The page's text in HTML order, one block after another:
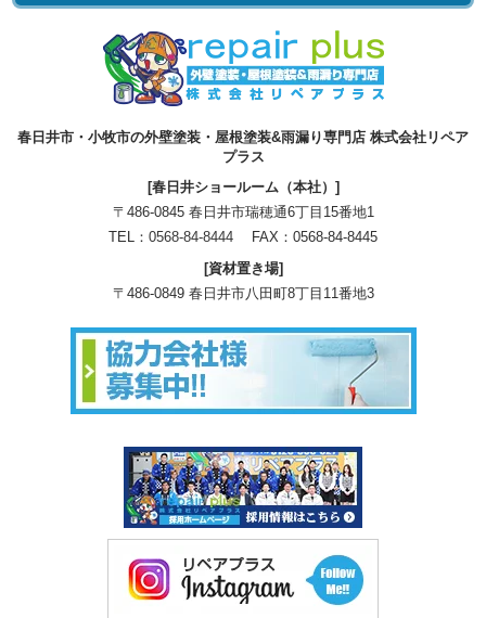
春日井市・小牧市の外壁塗装・屋根塗装&雨漏り専門店 株式会社リペア
プラス
[春日井ショールーム（本社）]
〒486-0845 春日井市瑞穂通6丁目15番地1
TEL： 0568-84-8444 FAX：0568-84-8445
[資材置き場]
〒486-0849 春日井市八田町8丁目11番地3